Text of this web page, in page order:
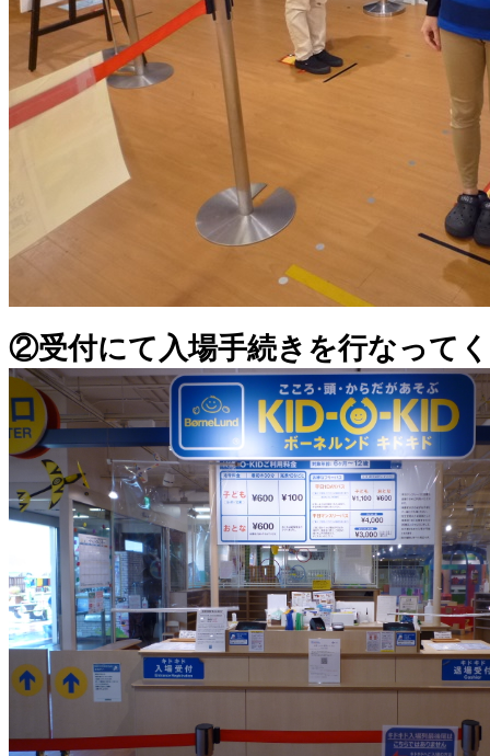
②受付にて入場手続きを行なって